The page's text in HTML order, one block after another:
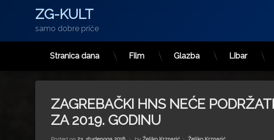
ZG-KULT
samo dobre priče
Stranica dana Film Glazba Libar
ZAGREBAČKI HNS NEĆE
ZA 2019. GODINU